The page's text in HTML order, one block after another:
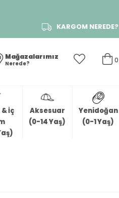
KARGOM NEREDE?
0
Mağazalarımız
Nerede?
İç
Aksesuar
(0-14 Yaş)
Yenidoğan
(0-1 Yaş)